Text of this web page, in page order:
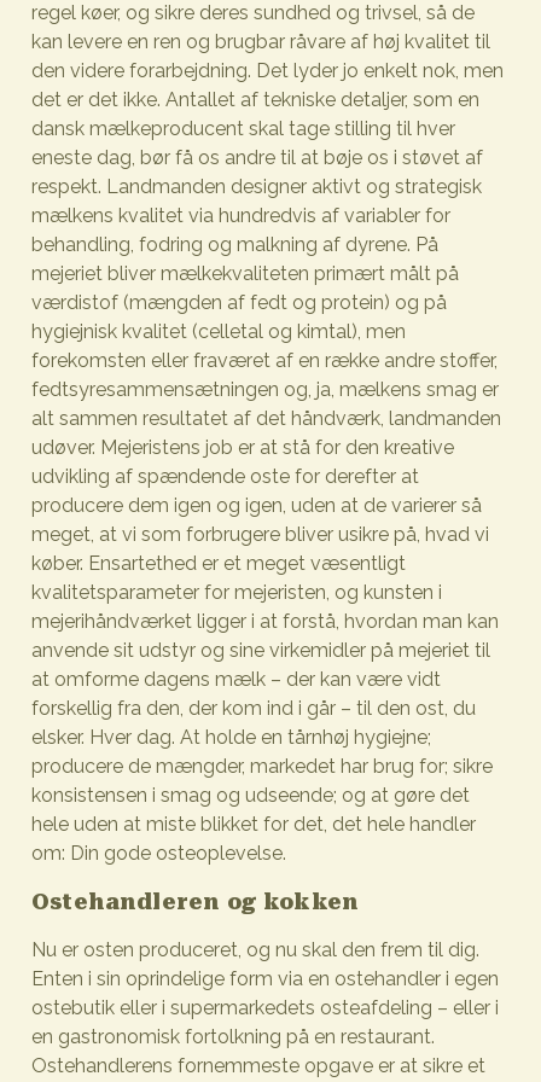
regel køer, og sikre deres sundhed og trivsel, så de
kan levere en ren og brugbar råvare af høj kvalitet til
den videre forarbejdning. Det lyder jo enkelt nok, men
det er det ikke. Antallet af tekniske detaljer, som en
dansk mælkeproducent skal tage stilling til hver
eneste dag, bør få os andre til at bøje os i støvet af
respekt. Landmanden designer aktivt og strategisk
mælkens kvalitet via hundredvis af variabler for
behandling, fodring og malkning af dyrene. På
mejeriet bliver mælkekvaliteten primært målt på
værdistof (mængden af fedt og protein) og på
hygiejnisk kvalitet (celletal og kimtal), men
forekomsten eller fraværet af en række andre stoffer,
fedtsyresammensætningen og, ja, mælkens smag er
alt sammen resultatet af det håndværk, landmanden
udøver. Mejeristens job er at stå for den kreative
udvikling af spændende oste for derefter at
producere dem igen og igen, uden at de varierer så
meget, at vi som forbrugere bliver usikre på, hvad vi
køber. Ensartethed er et meget væsentligt
kvalitetsparameter for mejeristen, og kunsten i
mejerihåndværket ligger i at forstå, hvordan man kan
anvende sit udstyr og sine virkemidler på mejeriet til
at omforme dagens mælk – der kan være vidt
forskellig fra den, der kom ind i går – til den ost, du
elsker. Hver dag. At holde en tårnhøj hygiejne;
producere de mængder, markedet har brug for; sikre
konsistensen i smag og udseende; og at gøre det
hele uden at miste blikket for det, det hele handler
om: Din gode osteoplevelse.
Ostehandleren og kokken
Nu er osten produceret, og nu skal den frem til dig.
Enten i sin oprindelige form via en ostehandler i egen
ostebutik eller i supermarkedets osteafdeling – eller i
en gastronomisk fortolkning på en restaurant.
Ostehandlerens fornemmeste opgave er at sikre et